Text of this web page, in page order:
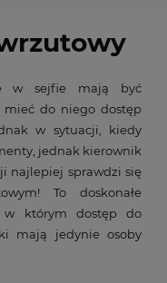
w sejfie mają być
do niego dostęp
w sytuacji, kiedy
jednak kierownik
najlepiej sprawdzi się
To doskonałe
w którym dostęp do
mają jedynie osoby